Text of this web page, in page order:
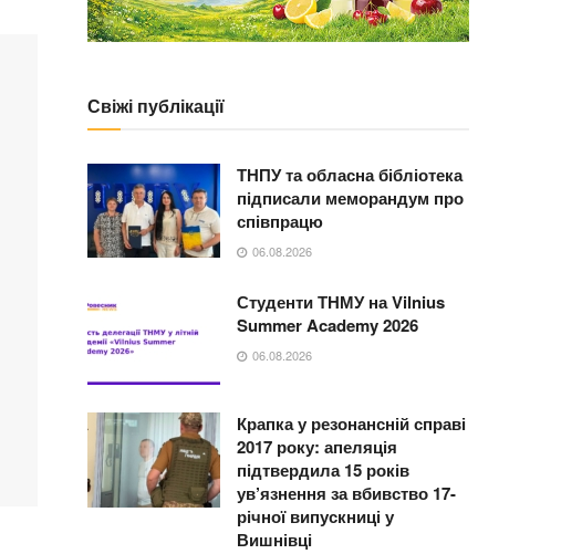
Свіжі публікації
ТНПУ та обласна бібліотека
підписали меморандум про
співпрацю
06.08.2026
Студенти ТНМУ на Vilnius
Summer Academy 2026
06.08.2026
Крапка у резонансній справі
2017 року: апеляція
підтвердила 15 років
ув’язнення за вбивство 17-
річної випускниці у
Вишнівці